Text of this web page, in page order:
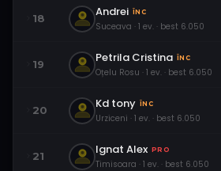
18 Andrei ÎNC
Suceava · 1 ev. · best 6.050
19 Petrila Cristina ÎNC
Oțelu Rosu · 1 ev. · best 6.050
20 Kd tony ÎNC
Urziceni · 1 ev. · best 6.050
21 Ignat Alex PRO
Timisoara · 1 ev. · best 6.050